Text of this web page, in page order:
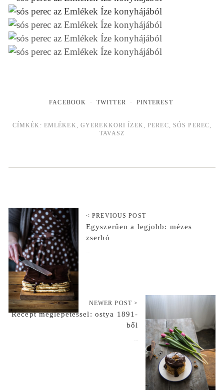
FACEBOOK TWITTER PINTEREST
CÍMKÉK: EMLÉKEK, GYEREKKORI ÍZEK,PEREC, SÓS PEREC,
TAVASZ
< PREVIOUS POST
Egyszerűen a legjobb: mézes
zserbó
NEWER POST >
Recept meglepetéssel: ostya 1891-
ből